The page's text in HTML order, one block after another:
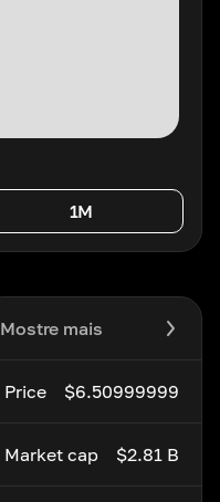
1M
Mostre mais
Price $6.50999999
Market cap $2.81 B